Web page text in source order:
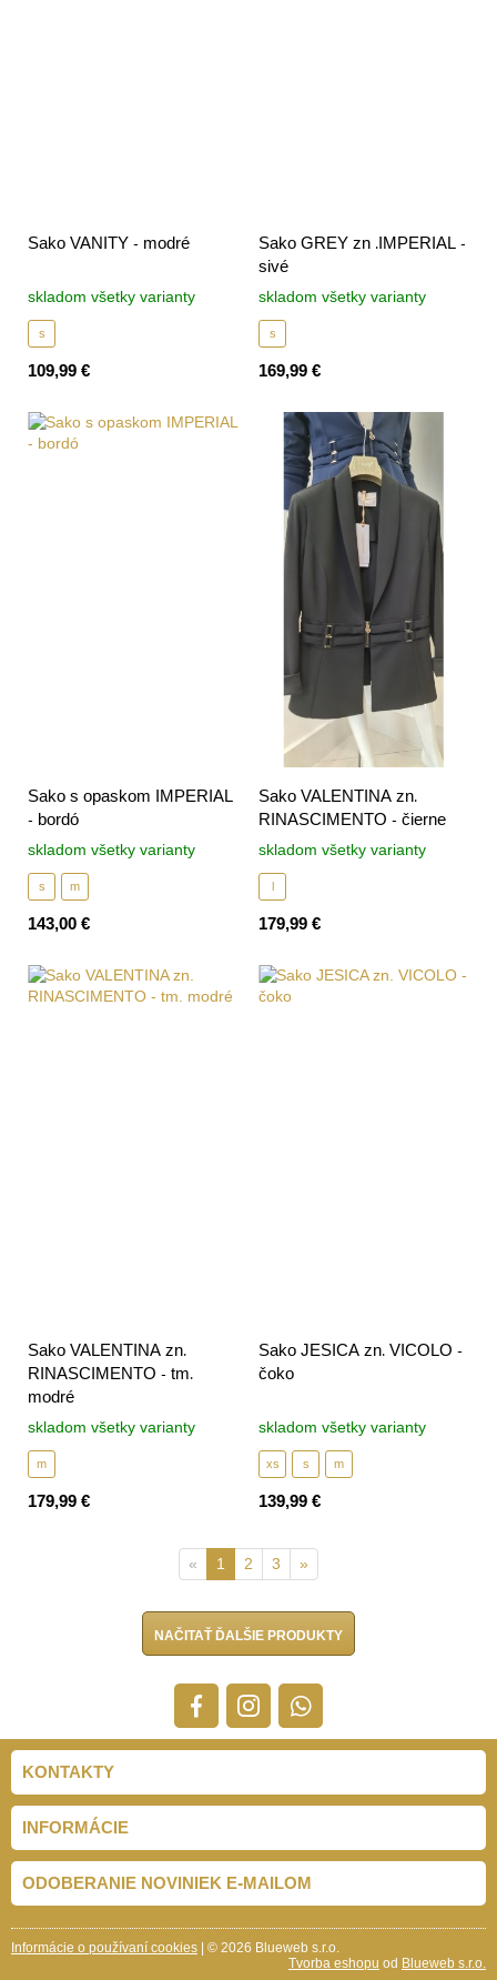
Sako VANITY - modré
skladom všetky varianty
s
109,99 €
Sako GREY zn .IMPERIAL -
sivé
skladom všetky varianty
s
169,99 €
Sako s opaskom IMPERIAL
- bordó
skladom všetky varianty
m
s
143,00 €
Sako VALENTINA zn.
RINASCIMENTO - čierne
skladom všetky varianty
179,99 €
Sako VALENTINA zn.
RINASCIMENTO - tm.
modré
skladom všetky varianty
m
179,99 €
Sako JESICA zn. VICOLO -
čoko
skladom všetky varianty
m
s
xs
139,99 €
« 1 2 3 »
NAČITAŤ ĎALŠIE PRODUKTY
KONTAKTY
INFORMÁCIE
ODOBERANIE NOVINIEK E-MAILOM
Informácie o používaní cookies | © 2026 Blueweb s.r.o.
Tvorba eshopu od Blueweb s.r.o.